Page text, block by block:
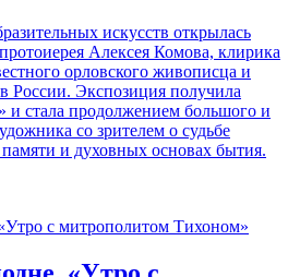
искусств открылась
Алексея Комова, клирика
орловского живописца и
России. Экспозиция получила
и стала продолжением большого и
со зрителем о судьбе
памяти и духовных основах бытия.